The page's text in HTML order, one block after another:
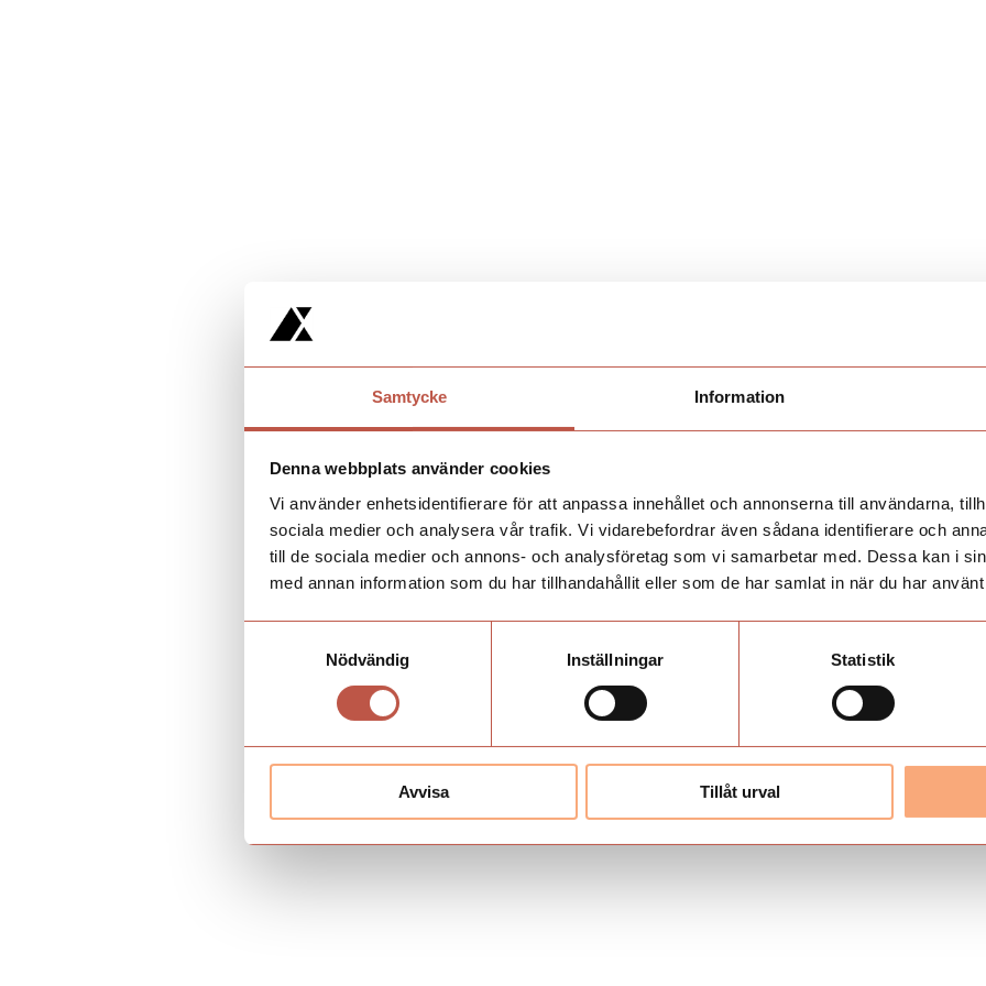
Samtycke Information
Denna webbplats använder cookies
Vi använder enhetsidentifierare för att anpassa innehållet och annonserna till användarna,
sociala medier och analysera vår trafik. Vi vidarebefordrar även sådana identifierare och
till de sociala medier och annons- och analysföretag som vi samarbetar med. Dessa kan i
med annan information som du har tillhandahållit eller som de har samlat in när du har
Nödvändig
Inställningar Statistik
Avvisa Tillåt urval